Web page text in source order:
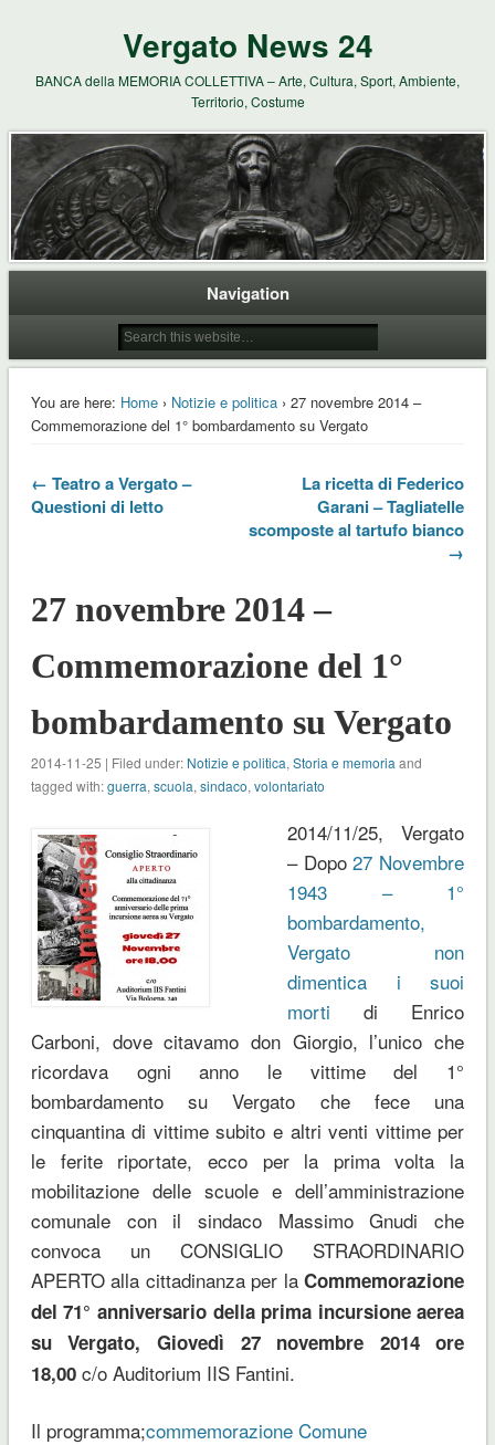
Vergato News 24
BANCA della MEMORIA COLLETTIVA – Arte, Cultura, Sport, Ambiente,
Territorio, Costume
Navigation
You are here: Home› Notizie e politica› 27 novembre 2014 –
Commemorazione del 1° bombardamento su Vergato
← Teatro a Vergato –
Questioni di letto
La ricetta di Federico
Garani – Tagliatelle
scomposte al tartufo bianco
→
27 novembre 2014 –
Commemorazione del 1°
bombardamento su Vergato
2014-11-25 | Filed under: Notizie e politica, Storia e memoria and
tagged with:guerra, scuola, sindaco, volontariato
2014/11/25, Vergato
– Dopo27 Novembre
1943 – 1°
bombardamento,
Vergato non
dimentica i suoi
morti di Enrico
Carboni, dove citavamo don Giorgio, l’unico che
ricordava ogni anno le vittime del 1°
bombardamento su Vergato che fece una
cinquantina di vittime subito e altri venti vittime per
le ferite riportate, ecco per la prima volta la
mobilitazione delle scuole e dell’amministrazione
comunale con il sindaco Massimo Gnudi che
convoca un CONSIGLIO STRAORDINARIO
APERTO alla cittadinanza per laCommemorazione
del 71° anniversario della prima incursione aerea
su Vergato, Giovedì 27 novembre 2014 ore
18,00 c/o Auditorium IIS Fantini.
Il programma;commemorazione Comune